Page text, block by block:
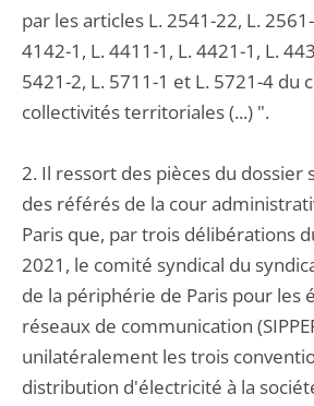
par les articles L. 2541-22, L.
4142-1, L. 4411-1, L. 4421-1, L.
5421-2, L. 5711-1 et L. 5721-4 du
collectivités territoriales (...) ".
2. Il ressort des pièces du dossier
des référés de la cour
Paris que, par trois délibérations
2021, le comité syndical du
de la périphérie de Paris pour les
réseaux de communication
unilatéralement les trois
distribution d'électricité à la